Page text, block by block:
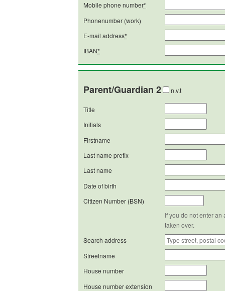
Mobile phone number*
Phonenumber (work)
E-mail address*
IBAN*
Parent/Guardian 2 n.v.t
Title
Initials
Firstname
Last name prefix
Last name
Date of birth
Citizen Number (BSN)
If you do not enter
taken over.
Search address
Streetname
House number
House number extension